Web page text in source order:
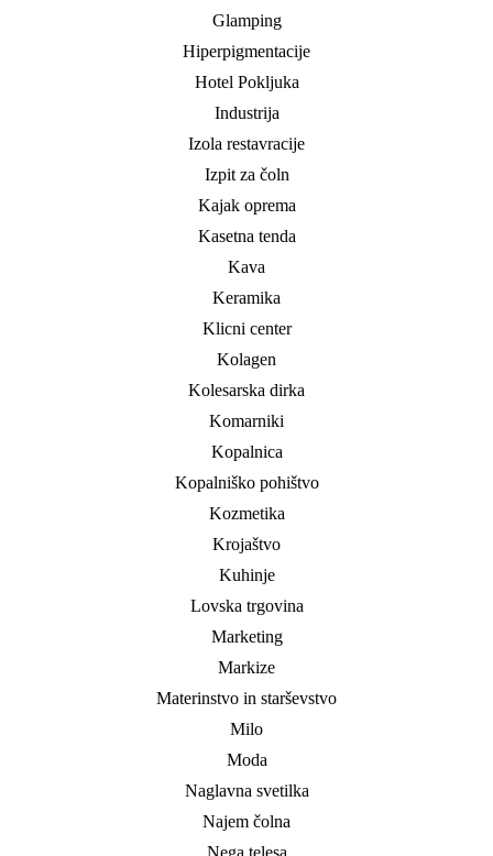
Glamping
Hiperpigmentacije
Hotel Pokljuka
Industrija
Izola restavracije
Izpit za čoln
Kajak oprema
Kasetna tenda
Kava
Keramika
Klicni center
Kolagen
Kolesarska dirka
Komarniki
Kopalnica
Kopalniško pohištvo
Kozmetika
Krojaštvo
Kuhinje
Lovska trgovina
Marketing
Markize
Materinstvo in starševstvo
Milo
Moda
Naglavna svetilka
Najem čolna
Nega telesa